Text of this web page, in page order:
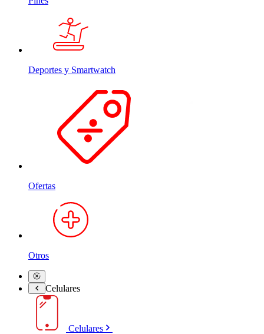
Deportes y Smartwatch
Ofertas
Otros
Celulares
Celulares